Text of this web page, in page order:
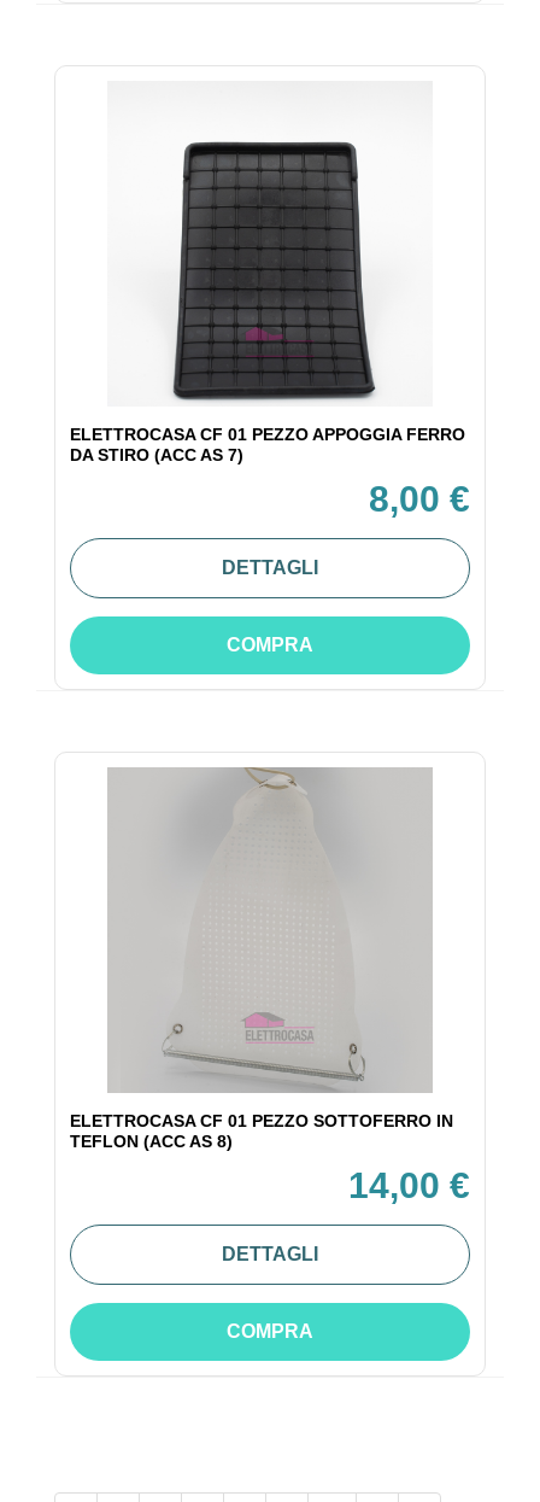
ELETTROCASA CF 01 PEZZO APPOGGIA FERRO
DA STIRO (ACC AS 7)
8,00 €
DETTAGLI
COMPRA
ELETTROCASA CF 01 PEZZO SOTTOFERRO IN
TEFLON (ACC AS 8)
14,00 €
DETTAGLI
COMPRA